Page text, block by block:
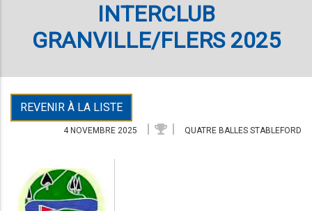
INTERCLUB
GRANVILLE/FLERS 2025
REVENIR À LA LISTE
4 NOVEMBRE 2025 QUATRE BALLES STABLEFORD